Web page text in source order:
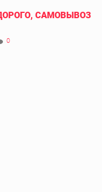
САМОВЫВОЗ
0